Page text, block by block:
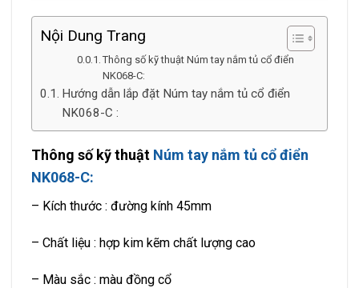
Nội Dung Trang
Thông số kỹ thuật Núm tay nắm tủ cổ điển
NK068-C:
Hướng dẫn lắp đặt Núm tay nắm tủ cổ điển
NK068-C :
Thông số kỹ thuật Núm tay nắm tủ cổ điển
NK068-C:
– Kích thước : đường kính 45mm
– Chất liệu : hợp kim kẽm chất lượng cao
– Màu sắc : màu đồng cổ